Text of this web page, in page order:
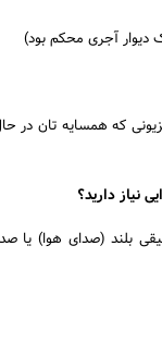
دیوار آجری محکم بود)
که همسایه تان
نیاز دارید؟
بلند (صدای هوا) یا